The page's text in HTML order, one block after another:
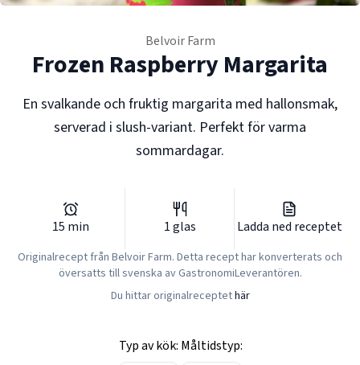
Belvoir Farm
Frozen Raspberry Margarita
En svalkande och fruktig margarita med hallonsmak,
serverad i slush-variant. Perfekt för varma
sommardagar.
15 min 1glas Ladda ned receptet
Originalrecept från Belvoir Farm. Detta recept har konverterats och
översatts till svenska av GastronomiLeverantören.
Du hittar originalreceptethär
Typ av kök: Måltidstyp: